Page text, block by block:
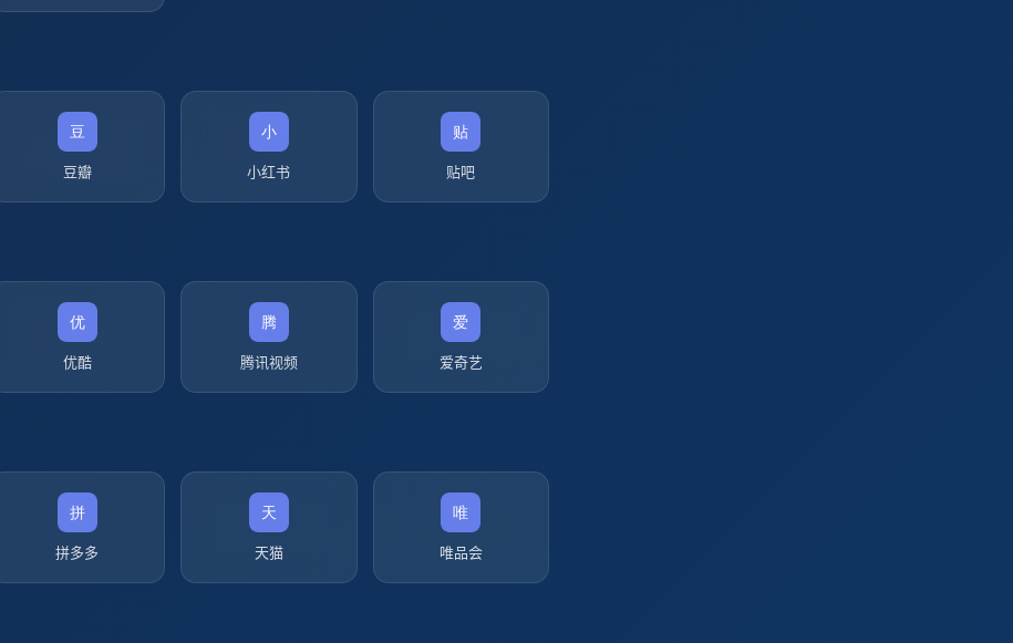
豆瓣 小红书 贴吧
优酷 腾讯视频 爱奇艺
拼多多 天猫 唯品会